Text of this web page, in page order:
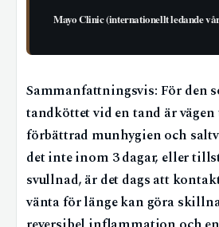
Mayo Clinic (internationellt ledande
Sammanfattningsvis: För den
tandköttet vid en tand är
förbättrad munhygien och
det inte inom 3 dagar, eller
svullnad, är det dags att
vänta för länge kan göra